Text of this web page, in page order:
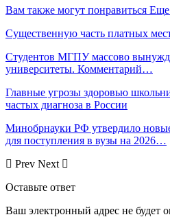
Вам также могут понравиться Еще
Существенную часть платных
Студентов МГПУ массово
университеты. Комментарий…
Главные угрозы здоровью
частых диагноза в России
Минобрнауки РФ утвердило
для поступления в вузы на 2026…
Prev Next
Оставьте ответ
Ваш электронный адрес не будет